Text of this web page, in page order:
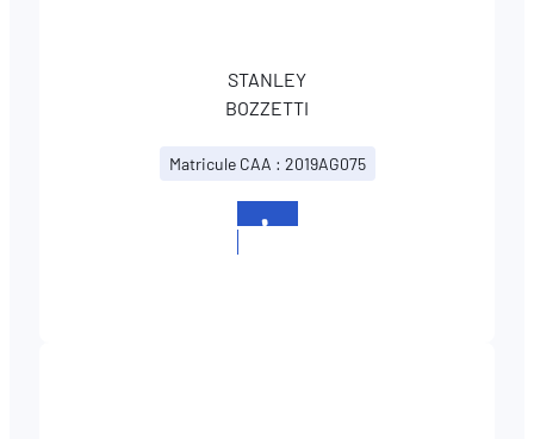
STANLEY
BOZZETTI
Matricule CAA : 2019AG075